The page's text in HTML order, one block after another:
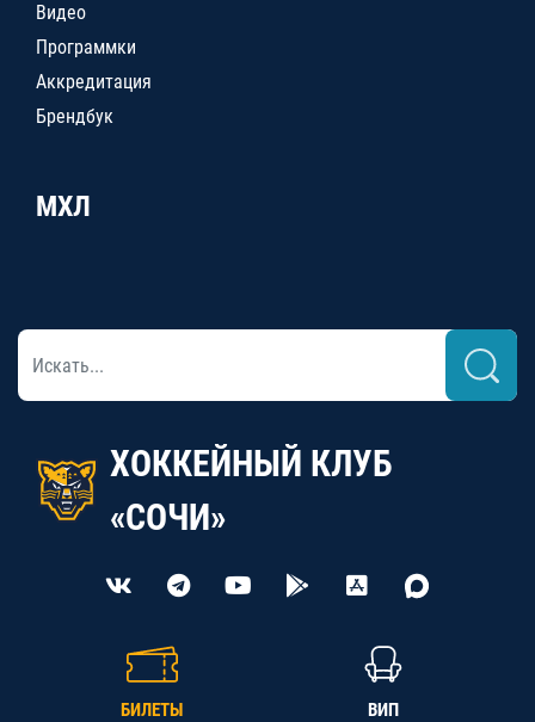
Видео
Программки
Аккредитация
Брендбук
МХЛ
ХОККЕЙНЫЙ КЛУБ
«СОЧИ»
БИЛЕТЫ ВИП